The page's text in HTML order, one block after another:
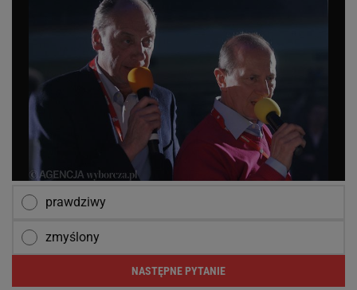
prawdziwy
zmyślony
NASTĘPNE PYTANIE